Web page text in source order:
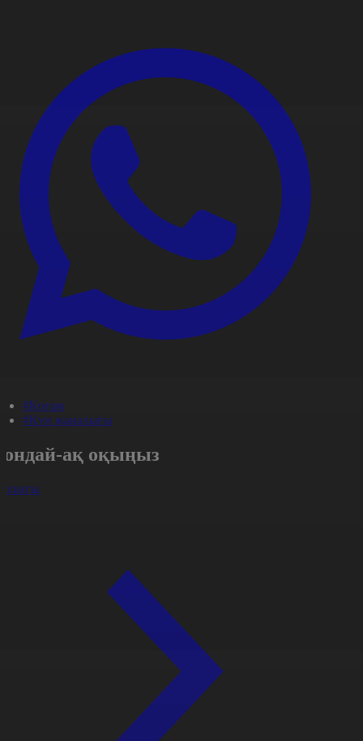
#Қоғам
#Күн жаңалығы
ақ оқыңыз